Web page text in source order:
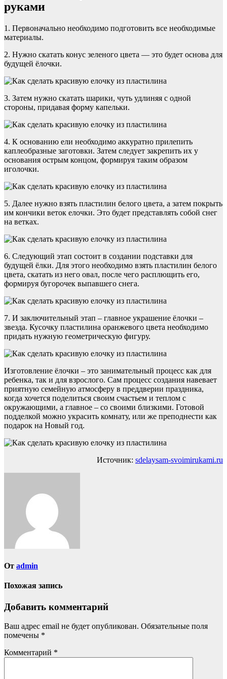
руками
1. Первоначально необходимо подготовить все необходимые
материалы.
2. Нужно скатать конус зеленого цвета — это будет основа для
будущей ёлочки.
3. Затем нужно скатать шарики, чуть удлиняя с одной
стороны, придавая форму капельки.
4. К основанию ели необходимо аккуратно прилепить
каплеобразные заготовки. Затем следует закрепить их у
основания острым концом, формируя таким образом
иголочки.
5. Далее нужно взять пластилин белого цвета, а затем покрыть
им кончики веток елочки. Это будет представлять собой снег
на ветках.
6. Следующий этап состоит в создании подставки для
будущей ёлки. Для этого необходимо взять пластилин белого
цвета, скатать из него овал, после чего расплющить его,
формируя бугорочек выпавшего снега.
7. И заключительный этап – главное украшение ёлочки –
звезда. Кусочку пластилина оранжевого цвета необходимо
придать нужную геометрическую фигуру.
Изготовление ёлочки – это занимательный процесс как для
ребенка, так и для взрослого. Сам процесс создания навевает
приятную семейную атмосферу в преддверии праздника,
когда хочется поделиться своим счастьем и теплом с
окружающими, а главное – со своими близкими. Готовой
подделкой можно украсить комнату, или же преподнести как
подарок на Новый год.
Источник: sdelaysam-svoimirukami.ru
От admin
Похожая запись
Добавить комментарий
Ваш адрес email не будет опубликован. Обязательные поля
помечены *
Комментарий *